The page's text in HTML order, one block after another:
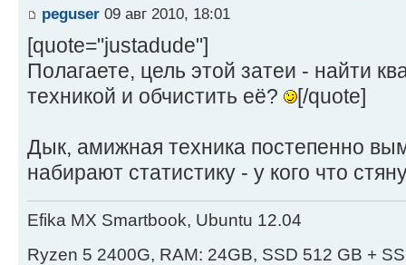
peguser 09 авг 2010, 18:01
[quote="justadude"]
Полагаете, цель этой затеи - найти
техникой и обчистить её?
[/quote]
Дык, амижная техника постепенно
набирают статистику - у кого что
Efika MX Smartbook, Ubuntu 12.04
Ryzen 5 2400G, RAM: 24GB, SSD 512 GB +